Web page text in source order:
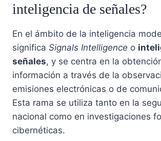
inteligencia de señales?
En el ámbito de la inteligencia
significa Signals Intelligence o
señales, y se centra en la
información a través de la
emisiones electrónicas o de
Esta rama se utiliza tanto en la
nacional como en investigaciones
cibernéticas.